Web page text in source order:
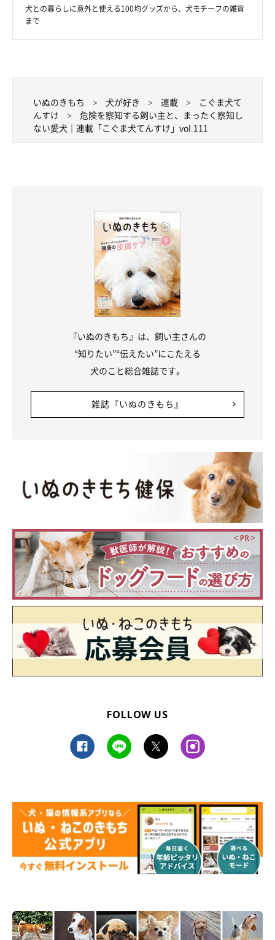
犬との暮らしに意外と使える100均グッズから、犬モチーフの雑貨
まで
いぬのきもち 犬が好き 連載
こぐま犬て
んすけ
危険を察知する飼い主と、まったく察知し
ない愛犬｜連載「こぐま犬てんすけ」vol.111
『いぬのきもち』は、飼い主さんの
“知りたい”“伝えたい”にこたえる
犬のこと総合雑誌です。
雑誌『いぬのきもち』
FOLLOW US